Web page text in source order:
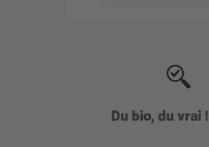
Du bio, du vrai !